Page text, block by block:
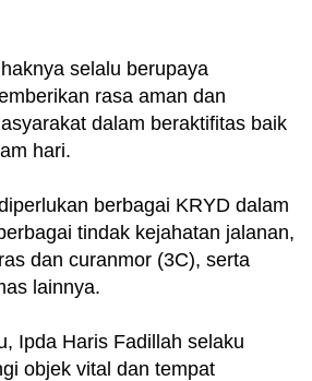
selalu berupaya
rasa aman dan
dalam beraktifitas baik
hari.
berbagai KRYD dalam
tindak kejahatan jalanan,
dan curanmor (3C), serta
lainnya.
Ipda Haris Fadillah selaku
objek vital dan tempat